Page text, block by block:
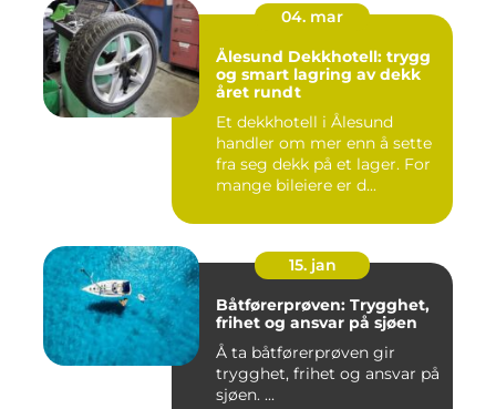
04. mar
Ålesund Dekkhotell: trygg
og smart lagring av dekk
året rundt
Et dekkhotell i Ålesund
handler om mer enn å sette
fra seg dekk på et lager. For
mange bileiere er d...
15. jan
Båtførerprøven: Trygghet,
frihet og ansvar på sjøen
Å ta båtførerprøven gir
trygghet, frihet og ansvar på
sjøen. ...